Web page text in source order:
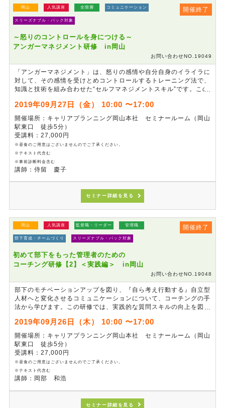
開催終了
岡山 人気講座 全階層 コミュニケーション
スリーズナブル・パック対象
～怒りのコントロールを身につける～
アンガーマネジメント研修 in岡山
お問い合わせNO.19049
「アンガーマネジメント」は、怒りの感情や自分自身のイライラに
対して、その感情を受けとめコントロールするトレーニング法で、
知識と技術を組み合わせた“セルフマネジメントスキル”です。この
に怒り、そうでないものには怒らないですむよう、適切に線引きが
できるようになることを目指します。メンタルヘルスやパワハラ防
止につながる「アンガーマネジメント」スキルを身に付け、社内外
における対人関係を円滑に行えるよう職場での実践的活用法を習得
します。
2019年09月27日（金） 10:00 〜17:00
開催場所：キャリアプランニング岡山本社 セミナールーム（岡山
駅東口 徒歩5分）
受講料：27,000円
※昼食のご用意はございませんのでご了承ください。
※テキスト代含む
※事前診断料金含む
講師：侍留 慶子
セミナー詳細を見る
開催終了
岡山 人気講座 監督職・リーダー 管理職
部下育成・チームづくり スリーズナブル・パック対象
初めて部下をもった管理者のための
コーチング研修【2】＜実践編＞ in岡山
お問い合わせNO.19048
部下のモチベーションアップを図り、『自ら考え行動する』自立型
人材へと変化させるコミュニケーションについて、コーチングの手
法から学びます。この研修では、実践的な質問スキルの向上を図
す。相手の気持ちや立場を考えた、行き違いのないコミュニケーシ
ョンを目指します。
2019年09月26日（木） 10:00 〜17:00
開催場所：キャリアプランニング岡山本社 セミナールーム（岡山
駅東口 徒歩5分）
受講料：27,000円
※昼食のご用意はございませんのでご了承ください。
※テキスト代含む
講師：岡部 和浩
セミナー詳細を見る